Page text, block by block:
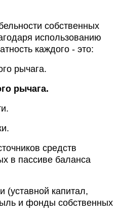
собственных
использованию
каждого - это:
рычага.
рычага.
средств
в пассиве баланса
(уставной капитал,
и фонды собственных